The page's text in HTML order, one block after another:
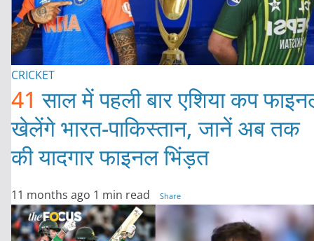
CRICKET
41 साल में पहली बार एशिया कप
खेलेंगे भारत-पाकिस्तान, जानें अब तक
की यादगार फाइनल भिंड़त
11 months ago 1 min read Share